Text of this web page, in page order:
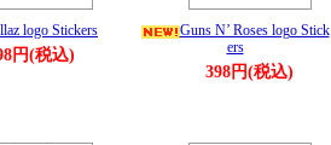
logo Stickers
円(税込)
Guns N’ Roses logo Stick
ers
398円(税込)